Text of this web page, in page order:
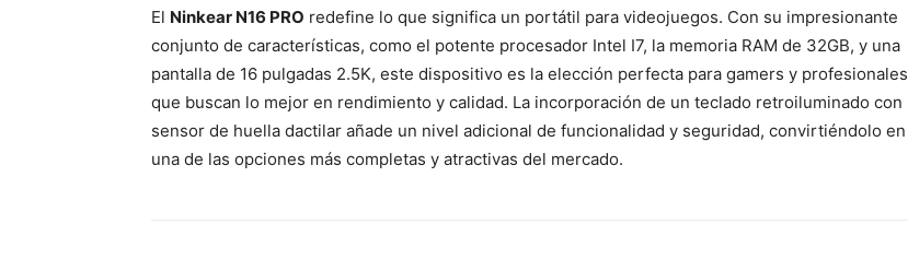
El Ninkear N16 PRO redefine lo que significa un portátil para videojuegos. Con su impresionante
conjunto de características, como el potente procesador Intel I7, la memoria RAM de 32GB, y una
pantalla de 16 pulgadas 2.5K, este dispositivo es la elección perfecta para gamers y profesionales
que buscan lo mejor en rendimiento y calidad. La incorporación de un teclado retroiluminado con
sensor de huella dactilar añade un nivel adicional de funcionalidad y seguridad, convirtiéndolo en
una de las opciones más completas y atractivas del mercado.